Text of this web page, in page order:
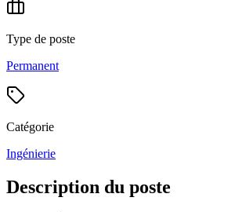
Type de poste
Permanent
Catégorie
Ingénierie
Description du poste